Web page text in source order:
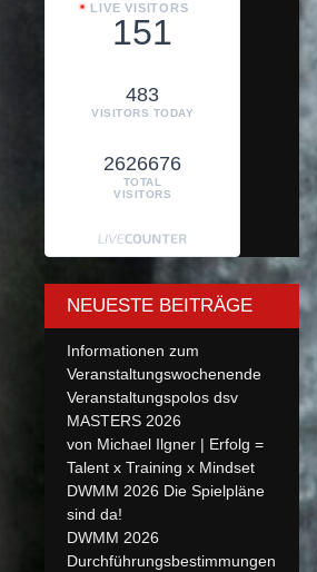
LIVE VISITORS
151
483
VISITORS TODAY
2626676
TOTAL
VISITORS
NEUESTE BEITRÄGE
Informationen zum
Veranstaltungswochenende
Veranstaltungspolos dsv
MASTERS 2026
von Michael Ilgner | Erfolg =
Talent x Training x Mindset
DWMM 2026 Die Spielpläne
sind da!
DWMM 2026
Durchführungsbestimmungen